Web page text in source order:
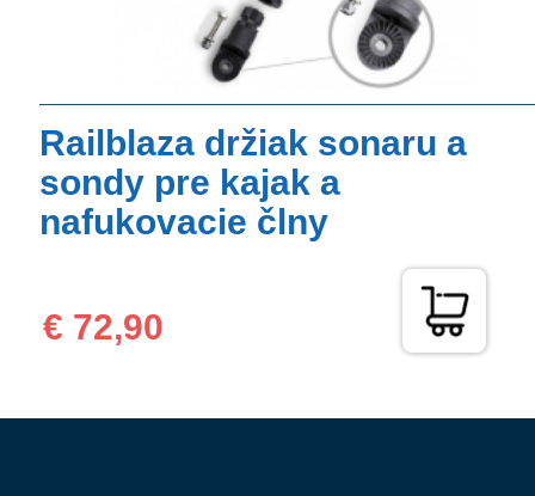
Railblaza držiak sonaru a
sondy pre kajak a
nafukovacie člny
€ 72,90